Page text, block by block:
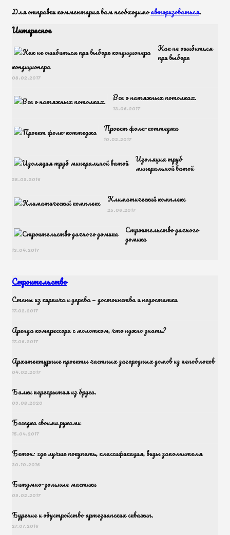
Для отправки комментария вам необходимоавторизоваться.
Интересное
Как не ошибиться
при выборе
кондиционера
08.02.2017
Все о натяжных потолках.
13.06.2017
Проект фолк-коттеджа
10.02.2017
Изоляция труб
минеральной ватой
28.09.2016
Климатический комплекс
25.06.2017
Строительство дачного
домика
13.04.2017
Строительство
Cтены из кирпича и дерева — достоинства и недостатки
17.02.2017
Аренда компрессора с молотком, что нужно знать?
17.06.2017
Архитектурные проекты частных загородных домов из пеноблоков
04.02.2017
Балки перекрытия из бруса.
09.08.2020
Беседка своими руками
15.04.2017
Бетон: где лучше покупать, классификация, виды заполнителя
30.10.2016
Битумно-зольные мастики
09.02.2017
Бурение и обустройство артезианских скважин.
27.07.2016